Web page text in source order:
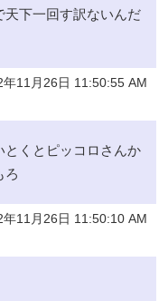
天下一回す訳ないんだ
年11月26日 11:50:55 AM
とくとピッコロさんか
ろ
年11月26日 11:50:10 AM